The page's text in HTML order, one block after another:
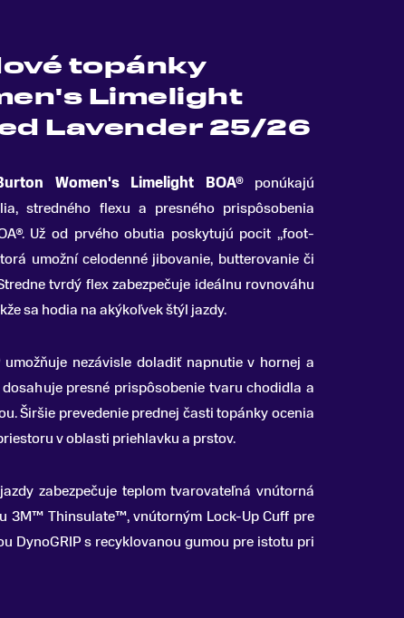
topánky
Limelight
Lavender 25/26
Women's Limelight BOA®ponúkajú
stredného flexu a presného prispôsobenia
.Už od prvého obutia poskytujú pocit „foot-
umožní celodenné jibovanie, butterovanie či
tvrdý flex zabezpečuje ideálnu rovnováhu
sa hodia na akýkoľvek štýl jazdy.
umožňuje nezávisle doladiť napnutie v hornej a
presné prispôsobenie tvaru chodidla a
Širšie prevedenie prednej časti topánky ocenia
v oblasti priehlavku a prstov.
zabezpečuje teplom tvarovateľná vnútorná
3M™ Thinsulate™, vnútorným Lock-Up Cuff pre
DynoGRIP s recyklovanou gumou pre istotu pri